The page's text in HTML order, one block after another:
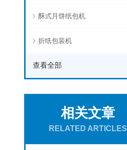
酥式月饼纸包机
折纸包装机
查看全部
相关文章
RELATED ARTICLES